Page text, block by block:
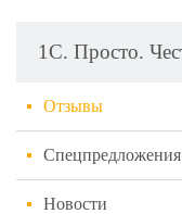
1С. Просто.
Отзывы
Спецпредложения
Новости